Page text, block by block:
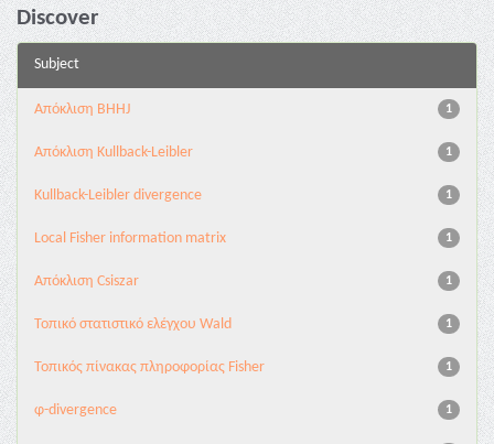
Discover
Subject
1
Aπόκλιση BHHJ
1
Aπόκλιση Kullback-Leibler
1
Kullback-Leibler divergence
1
Local Fisher information matrix
1
Απόκλιση Csiszar
1
Τοπικό στατιστικό ελέγχου Wald
1
Τοπικός πίνακας πληροφορίας Fisher
1
φ-divergence